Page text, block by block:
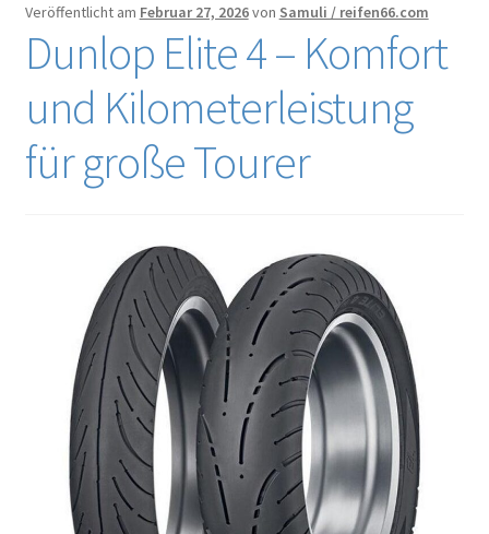
Veröffentlicht am Februar 27, 2026von Samuli / reifen66.com
Dunlop Elite 4 – Komfort
und Kilometerleistung
für große Tourer